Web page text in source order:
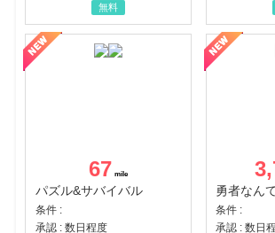
無料
67
パズル&サバイバル
条件 :
承認 : 数日程度
条件 :
承認 : 数日